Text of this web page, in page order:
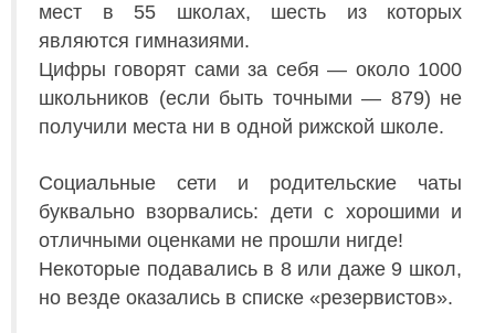
мест в 55 школах, шесть из которых
являются гимназиями.
Цифры говорят сами за себя — около 1000
школьников (если быть точными — 879) не
получили места ни в одной рижской школе.
Социальные сети и родительские чаты
буквально взорвались: дети с хорошими и
отличными оценками не прошли нигде!
Некоторые подавались в 8 или даже 9 школ,
но везде оказались в списке «резервистов».